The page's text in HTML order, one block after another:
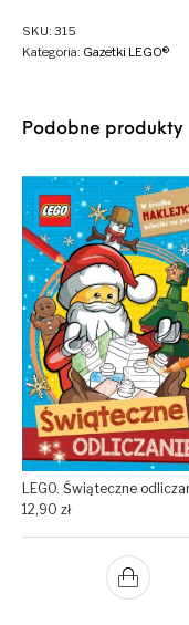
SKU:315
Kategoria: Gazetki LEGO®
Podobne produkty
LEGO. Świąteczne
12,90zł